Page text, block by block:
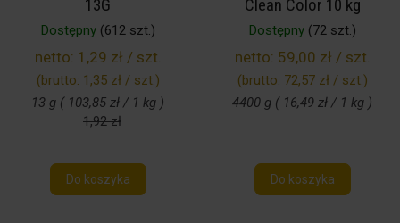
13G
Dostępny(612 szt.)
netto: 1,29 zł / szt.
(brutto: 1,35 zł / szt.)
13 g ( 103,85 zł / 1 kg )
1,92 zł
Do koszyka
Clean Color 10 kg
Dostępny(72 szt.)
netto: 59,00 zł / szt.
(brutto: 72,57 zł / szt.)
4400 g ( 16,49 zł / 1 kg )
Do koszyka